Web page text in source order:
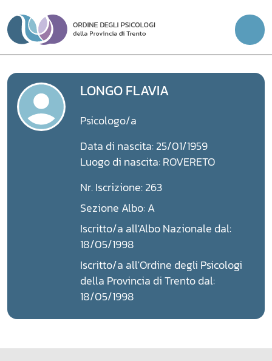
Vai
LONGO FLAVIA
Psicologo/a
Data di nascita: 25/01/1959
Luogo di nascita: ROVERETO
Nr. Iscrizione: 263
Sezione Albo: A
Iscritto/a all'Albo Nazionale dal:
18/05/1998
Iscritto/a all'Ordine degli Psicologi
della Provincia di Trento dal:
18/05/1998